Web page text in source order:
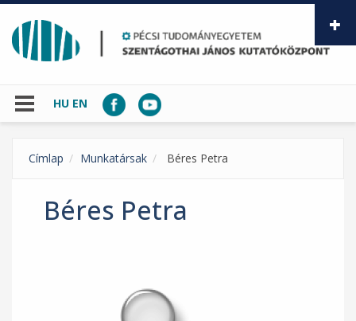
Ugrás a tartalomra
HU EN
Címlap Munkatársak Béres Petra
Béres Petra